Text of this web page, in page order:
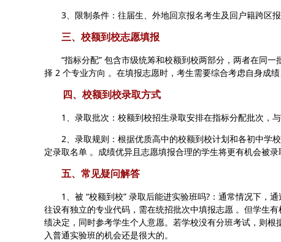
3、限制条件：往届生、外地回京报名考生及回户籍跨区报
三、校额到校志愿填报
“指标分配” 包含市级统筹和校额到校两部分，两者在同一
择 2 个专业方向 。在填报志愿时，考生需要综合考虑自身成
四、校额到校录取方式
1、录取批次：校额到校招生录取安排在指标分配批次，与
2、录取规则：根据优质高中的校额到校计划和各初中学
定录取名单 。成绩优异且志愿填报合理的学生将更有机会被录
五、常见疑问解答
1、被 “校额到校” 录取后能进实验班吗?：通常情况下，通
往设有独立的专业代码，需在统招批次中填报志愿 。但学生
绩决定，同时参考学生个人意愿。若学校没有分班考试，则
入普通实验班的机会还是很大的。